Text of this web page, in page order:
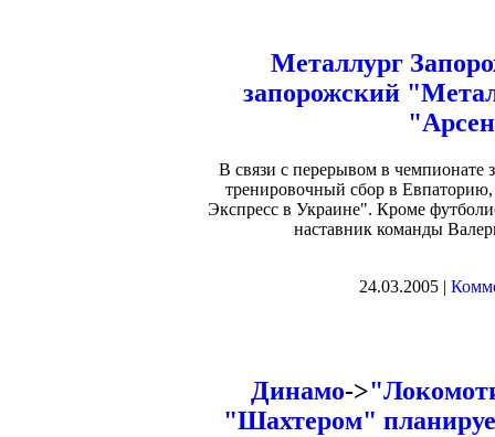
Металлург
запорожский
В связи с перерывом в чемпионате
тренировочный сбор в
Экспресс в Украине". Кроме
наставник команды
24.03.2005 |
Динамо->
"Шахтером"